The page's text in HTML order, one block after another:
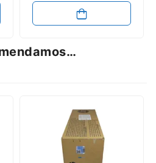
200 Imágenes